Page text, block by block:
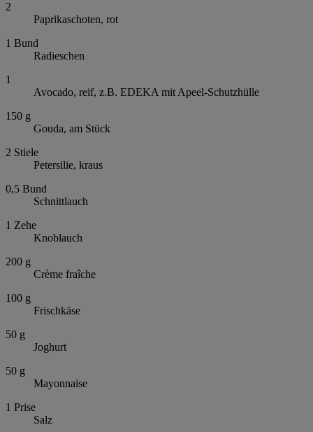
2
Paprikaschoten, rot
1 Bund
Radieschen
1
Avocado, reif, z.B. EDEKA mit Apeel-Schutzhülle
150 g
Gouda, am Stück
2 Stiele
Petersilie, kraus
0,5 Bund
Schnittlauch
1 Zehe
Knoblauch
200 g
Crème fraîche
100 g
Frischkäse
50 g
Joghurt
50 g
Mayonnaise
1 Prise
Salz